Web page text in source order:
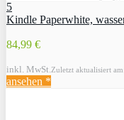
Kindle Paperwhite,
84,99 €
inkl. MwSt. Zuletzt aktualisiert
ansehen *